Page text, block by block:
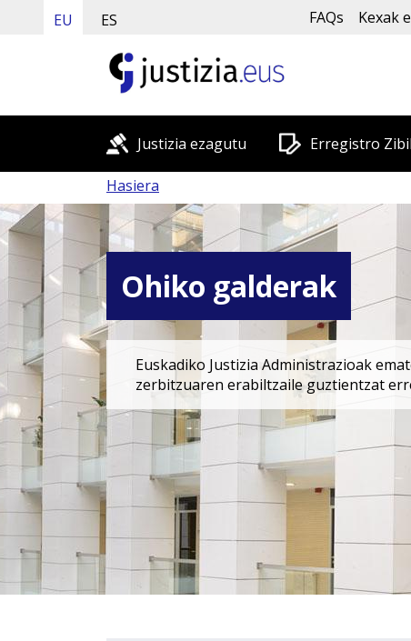
EU ES FAQs Kexak
Justizia ezagutu Erregistro
Hasiera
Ohiko galderak
Euskadiko Justizia Administrazioak
zerbitzuaren erabiltzaile guztientzat